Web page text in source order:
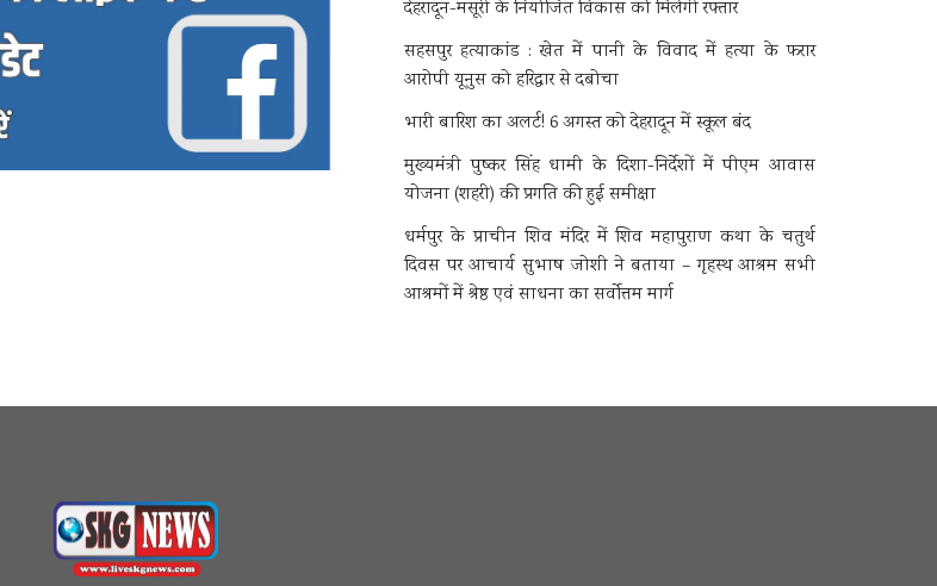
देहरादून-मसूरी के नियोजित विकास को मिलेगी रफ्तार
सहसपुर हत्याकांड : खेत में पानी के विवाद में हत्या के फरार
आरोपी यूनुस को हरिद्वार से दबोचा
भारी बारिश का अलर्ट! 6 अगस्त को देहरादून में स्कूल बंद
मुख्यमंत्री पुष्कर सिंह धामी के दिशा-निर्देशों में पीएम आवास
योजना (शहरी) की प्रगति की हुई समीक्षा
धर्मपुर के प्राचीन शिव मंदिर में शिव महापुराण कथा के चतुर्थ
दिवस पर आचार्य सुभाष जोशी ने बताया – गृहस्थ आश्रम सभी
आश्रमों में श्रेष्ठ एवं साधना का सर्वोत्तम मार्ग